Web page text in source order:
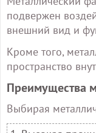
подвержен
внешний вид и
Кроме того,
пространство
Преимущества
Выбирая